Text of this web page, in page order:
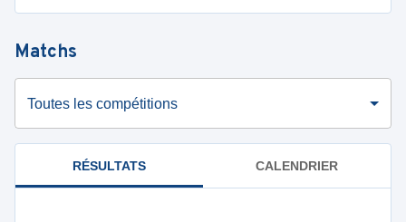
Matchs
Toutes les compétitions
RÉSULTATS CALENDRIER